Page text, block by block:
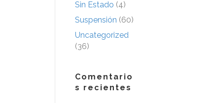
Sin Estado (4)
Suspensión (60)
Uncategorized
(36)
Comentario
s recientes